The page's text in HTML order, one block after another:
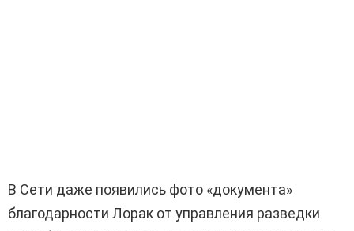
В Сети даже появились фото «документа»
благодарности Лорак от управления разведки